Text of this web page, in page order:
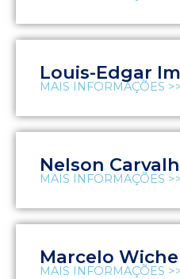
Louis-Edgar
MAIS INFORMAÇÕES
Nelson
MAIS INFORMAÇÕES
Marcelo
MAIS INFORMAÇÕES